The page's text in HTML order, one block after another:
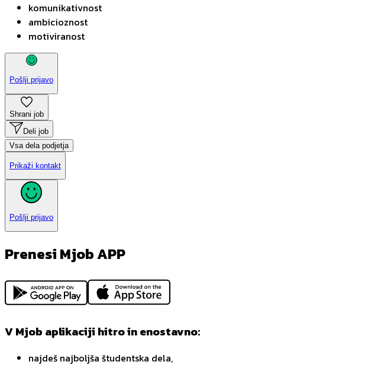
komunikativnost
ambicioznost
motiviranost
Pošlji prijavo
Shrani job
Deli job
Vsa dela podjetja
Prikaži kontakt
Pošlji prijavo
Prenesi Mjob APP
V Mjob aplikaciji hitro in enostavno:
najdeš najboljša študentska dela,